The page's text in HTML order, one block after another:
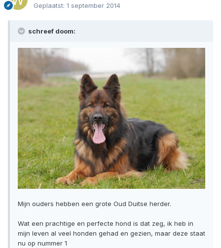
Geplaatst: 1 september 2014
schreef doom:
Mijn ouders hebben een grote Oud Duitse herder.
Wat een prachtige en perfecte hond is dat zeg, ik heb in
mijn leven al veel honden gehad en gezien, maar deze staat
nu op nummer 1